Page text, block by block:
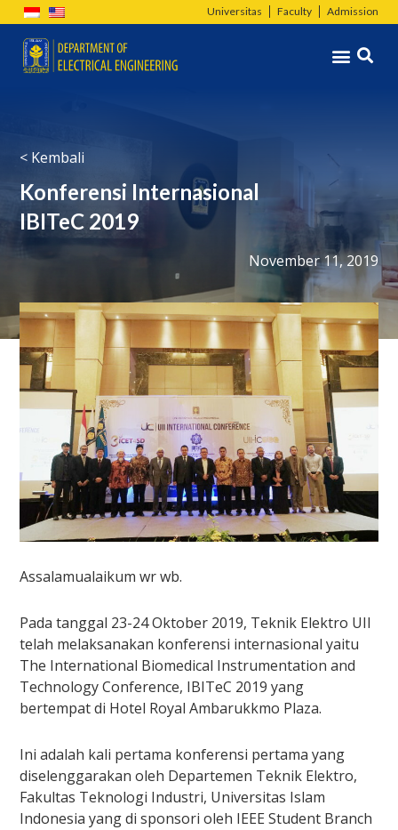
to
content
Universitas Faculty Admission
Menu
< Kembali
Konferensi Internasional
IBITeC 2019
November 11, 2019
Assalamualaikum wr wb.
Pada tanggal 23-24 Oktober 2019, Teknik Elektro UII
telah melaksanakan konferensi internasional yaitu
The International Biomedical Instrumentation and
Technology Conference, IBITeC 2019 yang
bertempat di Hotel Royal Ambarukkmo Plaza.
Ini adalah kali pertama konferensi pertama yang
diselenggarakan oleh Departemen Teknik Elektro,
Fakultas Teknologi Industri, Universitas Islam
Indonesia yang di sponsori oleh IEEE Student Branch